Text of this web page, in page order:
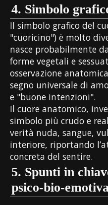
4. Simbolo
Il simbolo grafico del
"cuoricino") è molto
nasce probabilmente
forme vegetali e
osservazione
segno universale di
e "buone intenzioni".
Il cuore anatomico,
simbolo più crudo e
verità nuda, sangue,
interiore, riportando
concreta del sentire.
5. Spunti in
psico‑bio‑emotiva